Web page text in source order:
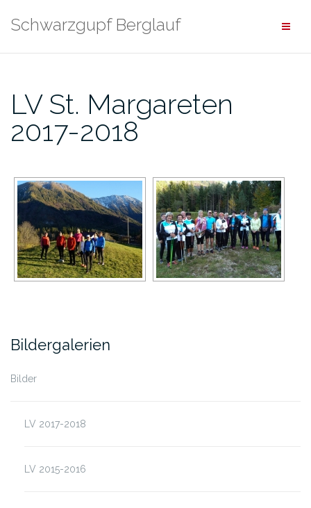
Inhalt
Schwarzgupf Berglauf
LV St. Margareten
2017-2018
Bildergalerien
Bilder
LV 2017-2018
LV 2015-2016